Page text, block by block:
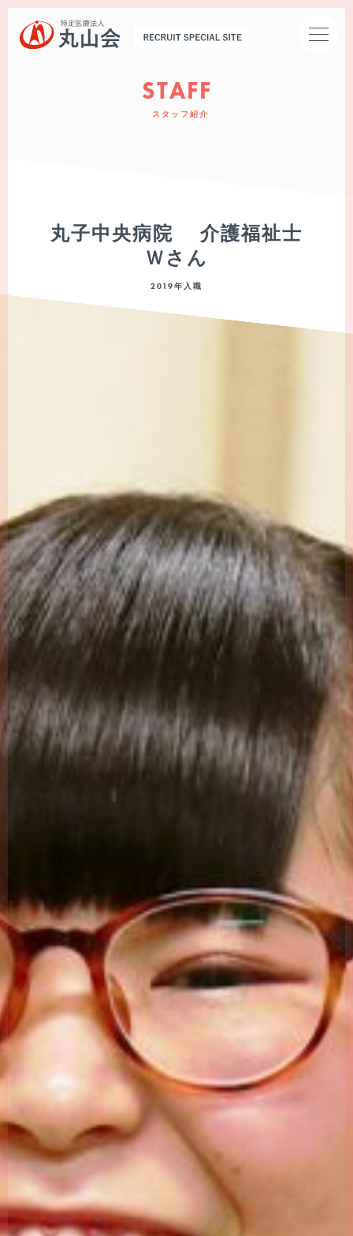
お知らせ
働く環境
スタッフ紹介
よくあるご質問
説明会・職場見学・インターンシップ
STAFF
スタッフ紹介
丸子中央病院 介護福祉士
Ｗさん
2019年入職